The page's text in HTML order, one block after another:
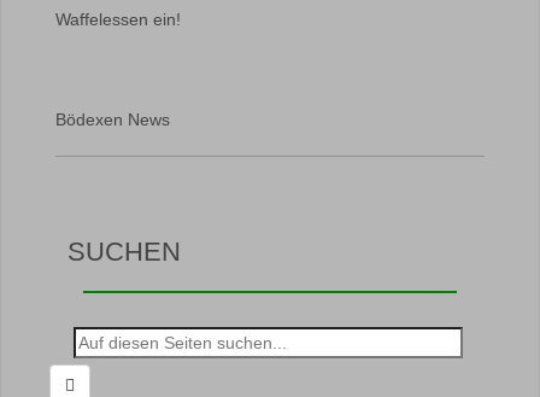
Waffelessen ein!
Bödexen News
SUCHEN
Suche
nach: